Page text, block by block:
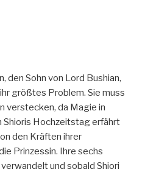
den Sohn von Lord Bushian,
größtes Problem. Sie muss
verstecken, da Magie in
Shioris Hochzeitstag erfährt
den Kräften ihrer
Prinzessin. Ihre sechs
und sobald Shiori